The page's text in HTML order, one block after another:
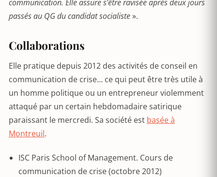
communication. Elle assure s’être ravisée après deux jours
passés au QG du candidat socialiste».
Collaborations
Elle pratique depuis 2012 des activités de conseil en
communication de crise… ce qui peut être très utile à
un homme politique ou un entrepreneur violemment
attaqué par un certain hebdomadaire satirique
paraissant le mercredi. Sa société est basée à
Montreuil.
ISC Paris School of Management. Cours de
communication de crise (octobre 2012)